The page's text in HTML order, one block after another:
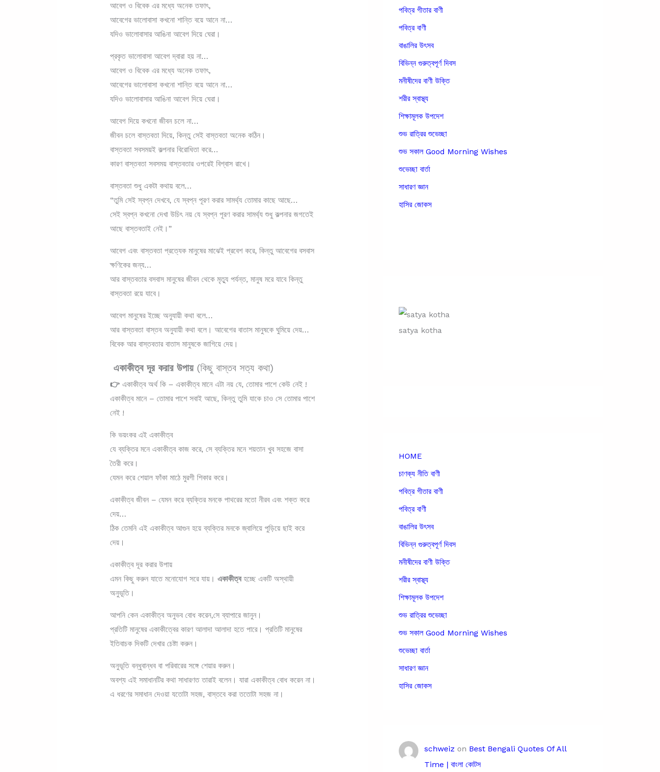
আবেগ ও বিবেক এর মধ্যে অনেক তফাৎ,
আবেগের ভালোবাসা কখনো শান্তি বয়ে আনে না…
যদিও ভালোবাসার আঙিনা আবেগ দিয়ে ঘেরা।
প্রকৃত ভালোবাসা আবেগ দ্বারা হয় না…
আবেগ ও বিবেক এর মধ্যে অনেক তফাৎ,
আবেগের ভালোবাসা কখনো শান্তি বয়ে আনে না…
যদিও ভালোবাসার আঙিনা আবেগ দিয়ে ঘেরা।
আবেগ দিয়ে কখনো জীবন চলে না…
জীবন চলে বাস্তবতা দিয়ে, কিন্তু সেই বাস্তবতা অনেক কঠিন।
বাস্তবতা সবসময়ই কল্পনার বিরোধিতা করে…
কারণ বাস্তবতা সবসময় বাস্তবতার ওপরেই বিশ্বাস রাখে।
বাস্তবতা শুধু একটা কথায় বলে…
“তুমি সেই স্বপ্ন দেখবে, যে স্বপ্ন পূরণ করার সামর্থ্য তোমার কাছে আছে…
সেই স্বপ্ন কখনো দেখা উচিৎ নয় যে স্বপ্ন পূরণ করার সামর্থ্য শুধু কল্পনার জগতেই
আছে বাস্তবতাই নেই।”
আবেগ এবং বাস্তবতা প্রত্যেক মানুষের মাঝেই প্রবেশ করে, কিন্তু আবেগের বসবাস
ক্ষণিকের জন্য…
আর বাস্তবতার বসবাস মানুষের জীবন থেকে মৃত্যু পর্যন্ত, মানুষ মরে যাবে কিন্তু
বাস্তবতা রয়ে যাবে।
আবেগ মানুষের ইচ্ছে অনুযায়ী কথা বলে…
আর বাস্তবতা বাস্তব অনুযায়ী কথা বলে। আবেগের বাতাস মানুষকে ঘুমিয়ে দেয়…
বিবেক আর বাস্তবতার বাতাস মানুষকে জাগিয়ে দেয়।
একাকীত্ব দূর করার উপায়(কিছু বাস্তব সত্য কথা)
👉একাকীত্ব অর্থ কি – একাকীত্ব মানে এটা নয় যে, তোমার পাশে কেউ নেই !
একাকীত্ব মানে – তোমার পাশে সবাই আছে, কিন্তু তুমি যাকে চাও সে তোমার পাশে
নেই !
কি ভয়ংকর এই একাকীত্ব
যে ব্যক্তির মনে একাকীত্ব কাজ করে, সে ব্যক্তির মনে শয়তান খুব সহজে বাসা
তৈরী করে।
যেমন করে শেয়াল ফাঁকা মাঠে মুরগী শিকার করে।
একাকীত্ব জীবন – যেমন করে ব্যক্তির মনকে পাথরের মতো নীরব এবং শক্ত করে
দেয়…
ঠিক তেমনি এই একাকীত্ব আগুন হয়ে ব্যক্তির মনকে জ্বালিয়ে পুড়িয়ে ছাই করে
দেয়।
একাকীত্ব দূর করার উপায়
এমন কিছু করুন যাতে মনোযোগ সরে যায়। একাকীত্বহচ্ছে একটি অস্থায়ী
অনুভূতি।
আপনি কেন একাকীত্ব অনুভব বোধ করেন,সে ব্যাপারে জানুন।
প্রতিটি মানুষের একাকীত্বের কারণ আলাদা আলাদা হতে পারে। প্রতিটি মানুষের
ইতিবাচক দিকটি দেখার চেষ্টা করুন।
অনুভূতি বন্ধুবান্ধব বা পরিবারের সঙ্গে শেয়ার করুন।
অবশ্য এই সমাধানটির কথা সাধারণত তারাই বলেন। যারা একাকীত্ব বোধ করেন না।
এ ধরণের সমাধান দেওয়া যতোটা সহজ, বাস্তবে করা ততোটা সহজ না।
পবিত্র গীতার বাণী
পবিত্র বাণী
বাঙালির উৎসব
বিভিন্ন গুরুত্বপূর্ণ দিবস
মনীষীদের বাণী উক্তি
শরীর স্বাস্থ্য
শিক্ষামূলক উপদেশ
শুভ রাত্রির শুভেচ্ছা
শুভ সকাল Good Morning Wishes
শুভেচ্ছা বার্তা
সাধারণ জ্ঞান
হাসির জোকস
satya kotha
HOME
চাণক্য নীতি বাণী
পবিত্র গীতার বাণী
পবিত্র বাণী
বাঙালির উৎসব
বিভিন্ন গুরুত্বপূর্ণ দিবস
মনীষীদের বাণী উক্তি
শরীর স্বাস্থ্য
শিক্ষামূলক উপদেশ
শুভ রাত্রির শুভেচ্ছা
শুভ সকাল Good Morning Wishes
শুভেচ্ছা বার্তা
সাধারণ জ্ঞান
হাসির জোকস
schweiz on Best Bengali Quotes Of All
Time | বাংলা কোটস